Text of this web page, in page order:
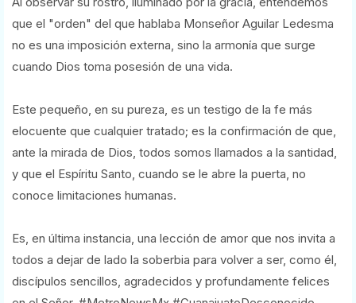
que el "orden" del que hablaba Monseñor Aguilar Ledesma
no es una imposición externa, sino la armonía que surge
cuando Dios toma posesión de una vida.
Este pequeño, en su pureza, es un testigo de la fe más
elocuente que cualquier tratado; es la confirmación de que,
ante la mirada de Dios, todos somos llamados a la santidad,
y que el Espíritu Santo, cuando se le abre la puerta, no
conoce limitaciones humanas.
Es, en última instancia, una lección de amor que nos invita a
todos a dejar de lado la soberbia para volver a ser, como él,
discípulos sencillos, agradecidos y profundamente felices